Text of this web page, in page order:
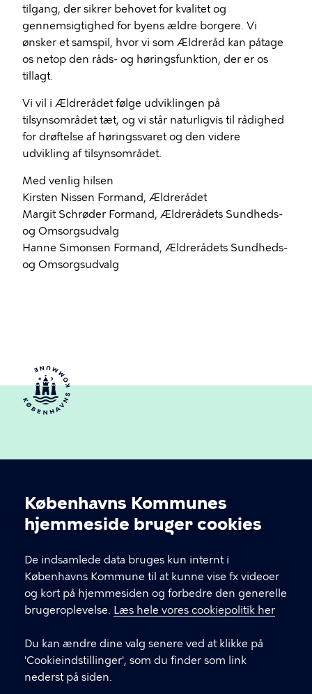
Cookieindstillinger
Københavns Kommunes
hjemmeside bruger cookies
De indsamlede data bruges kun internt i
Københavns Kommune til at kunne vise fx videoer
og kort på hjemmesiden og forbedre den generelle
brugeroplevelse. Læs hele vores cookiepolitik her
Du kan ændre dine valg senere ved at klikke på
'Cookieindstillinger', som du finder som link
nederst på siden.
tilgang, der sikrer behovet for kvalitet og
gennemsigtighed for byens ældre borgere. Vi
ønsker et samspil, hvor vi som Ældreråd kan påtage
os netop den råds- og høringsfunktion, der er os
tillagt.
Vi vil i Ældrerådet følge udviklingen på
tilsynsområdet tæt, og vi står naturligvis til rådighed
for drøftelse af høringssvaret og den videre
udvikling af tilsynsområdet.
Med venlig hilsen
Kirsten Nissen Formand, Ældrerådet
Margit Schrøder Formand, Ældrerådets Sundheds-
og Omsorgsudvalg
Hanne Simonsen Formand, Ældrerådets Sundheds-
og Omsorgsudvalg
Københavns Kommune
KONTAKT
Rådhuspladsen 1, 1550 København V